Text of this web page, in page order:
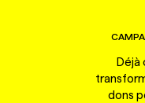
Déjà
dons